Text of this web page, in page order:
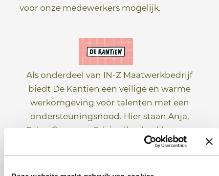
voor onze medewerkers mogelijk.
Als onderdeel van IN-Z Maatwerkbedrijf
biedt De Kantien een veilige en warme
werkomgeving voor talenten met een
ondersteuningsnood. Hier staan Anja,
Febe, Conny en Sylvia elke dag klaar om
professionele en persoonlijke groei te
stimuleren. Voor sommigen is het een
vaste plek, voor anderen een springplank